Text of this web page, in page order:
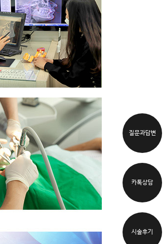
질문과답변
카톡상담
시술후기